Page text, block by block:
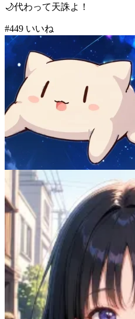
🌙代わって天誅よ！
#449 いいね
うろんうろん -uron uron-
64 49